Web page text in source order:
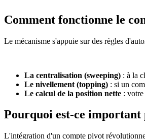
Comment fonctionne le
Le mécanisme s'appuie sur des règles
La centralisation (sweeping) : à la
Le nivellement (topping) : si un
Le calcul de la position nette :
Pourquoi est-ce important
L'intégration d'un compte pivot